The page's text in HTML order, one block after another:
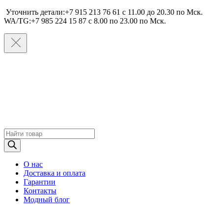
Уточнить детали:+7 915 213 76 61 c 11.00 до 20.30 по Мcк.
WA/TG:+7 985 224 15 87 c 8.00 по 23.00 по Мcк.
Поиск
товаров
О нас
Доставка и оплата
Гарантии
Контакты
Модный блог